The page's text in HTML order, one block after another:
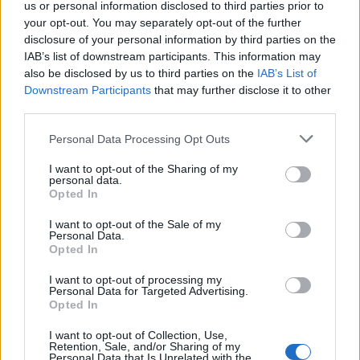
us or personal information disclosed to third parties prior to
your opt-out. You may separately opt-out of the further
disclosure of your personal information by third parties on the
IAB’s list of downstream participants. This information may
also be disclosed by us to third parties on the IAB’s List of
Downstream Participants that may further disclose it to other
Personal Data Processing Opt Outs
I want to opt-out of the Sharing of my
personal data.
Opted In
I want to opt-out of the Sale of my
Personal Data.
Opted In
I want to opt-out of processing my
Personal Data for Targeted Advertising.
Opted In
I want to opt-out of Collection, Use,
Retention, Sale, and/or Sharing of my
ενέργειας
07/08/2026 - 16:38 ΕΠΙΧΕΙΡΗΣΕΙΣ
Στρατηγική επένδυση του EFA GROUP στη Fractal
για την ανάπτυξη προηγμένων αμυντικών
τεχνολογιών
07/08/2026 - 16:11 ΕΠΙΧΕΙΡΗΣΕΙΣ
Συνάλλαγμα: Το ευρώ ενισχύεται 0,08%, στα
1,1534 δολάρια
07/08/2026 - 15:45 ΟΙΚΟΝΟΜΙΑ
Χρηματιστήριο: Στις 2.623,19 μονάδες ο Γενικός
Δείκτης Τιμών, με άνοδο 0,57%
07/08/2026 - 15:21
Νέο κύμα καύσωνα στην Ευρώπη – Θερμοκρασίες
άνω των 40°C σε Ιταλία, Ισπανία και Βαλκάνια
Fourlis: Συμφωνία για την πώληση συμμετοχής στο